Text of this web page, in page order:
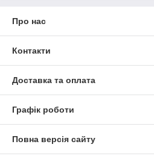
Про нас
Контакти
Доставка та оплата
Графік роботи
Повна версія сайту